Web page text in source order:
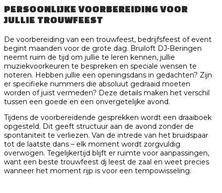
PERSOONLIJKE VOORBEREIDING VOOR
JULLIE TROUWFEEST
De voorbereiding van een trouwfeest, bedrijfsfeest of event
begint maanden voor de grote dag. Bruiloft DJ-Beringen
neemt ruim de tijd om jullie te leren kennen, jullie
muziekvoorkeuren te bespreken en speciale wensen te
noteren. Hebben jullie een openingsdans in gedachten? Zijn
er specifieke nummers die absoluut gedraaid moeten
worden of juist vermeden? Deze details maken het verschil
tussen een goede en een onvergetelijke avond.
Tijdens de voorbereidende gesprekken wordt een draaiboek
opgesteld. Dit geeft structuur aan de avond zonder de
spontaniteit te verliezen. Van de intrede van het bruidspaar
tot de laatste dans – elk moment wordt zorgvuldig
overwogen. Tegelijkertijd blijft er ruimte voor aanpassingen,
want een beste trouwfeest dj leest de zaal en weet precies
wanneer het moment rijp is voor een tempowisseling.